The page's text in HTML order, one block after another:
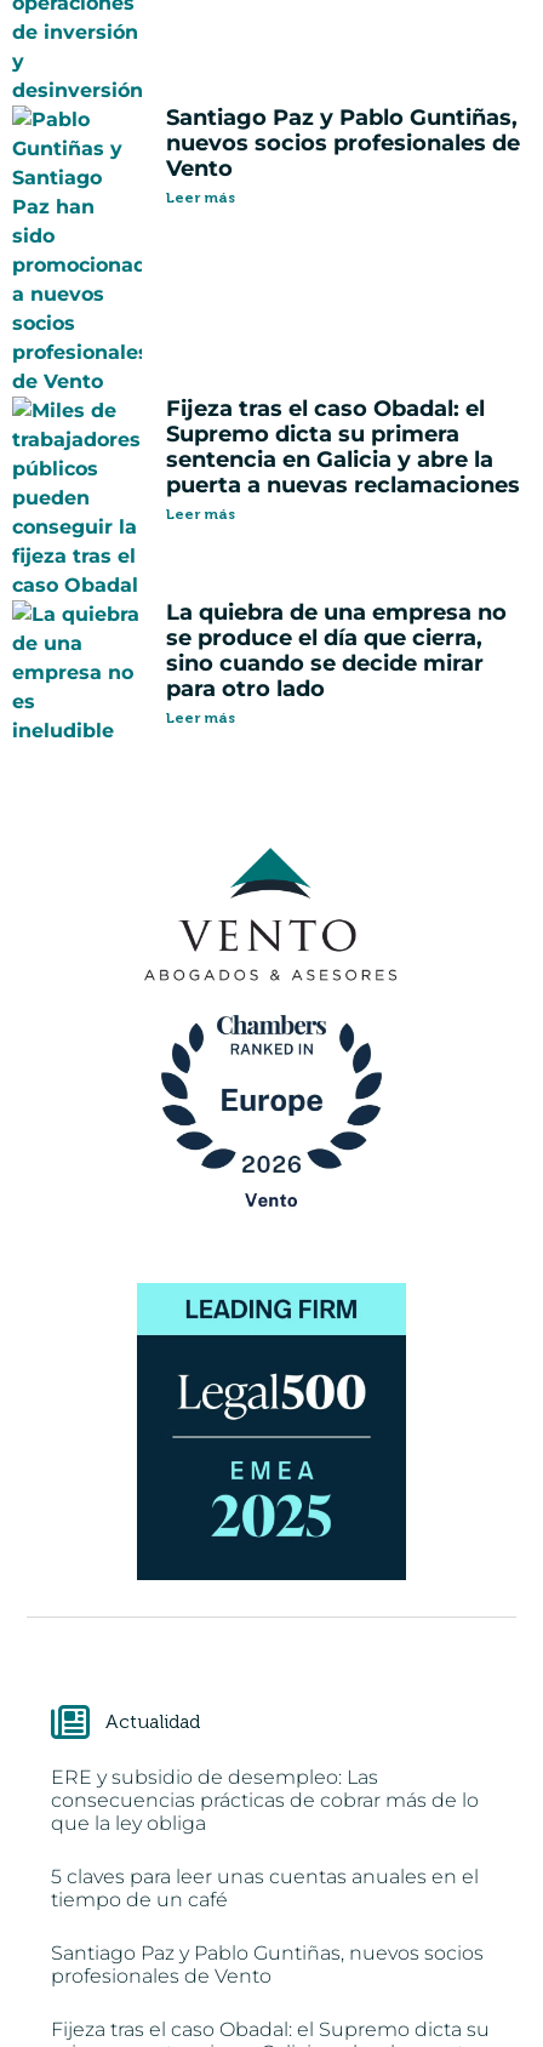
Santiago Paz y Pablo Guntiñas,
nuevos socios profesionales de
Vento
Leer más
Fijeza tras el caso Obadal: el
Supremo dicta su primera
sentencia en Galicia y abre la
puerta a nuevas reclamaciones
Leer más
La quiebra de una empresa no
se produce el día que cierra,
sino cuando se decide mirar
para otro lado
Leer más
Actualidad
ERE y subsidio de desempleo: Las
consecuencias prácticas de cobrar más de lo
que la ley obliga
5 claves para leer unas cuentas anuales en el
tiempo de un café
Santiago Paz y Pablo Guntiñas, nuevos socios
profesionales de Vento
Fijeza tras el caso Obadal: el Supremo dicta su